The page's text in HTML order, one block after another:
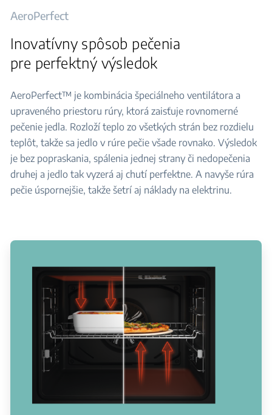
AeroPerfect
Inovatívny spôsob pečenia
pre perfektný výsledok
AeroPerfect™ je kombinácia špeciálneho ventilátora a
upraveného priestoru rúry, ktorá zaisťuje rovnomerné
pečenie jedla. Rozloží teplo zo všetkých strán bez rozdielu
teplôt, takže sa jedlo v rúre pečie všade rovnako. Výsledok
je bez popraskania, spálenia jednej strany či nedopečenia
druhej a jedlo tak vyzerá aj chutí perfektne. A navyše rúra
pečie úspornejšie, takže šetrí aj náklady na elektrinu.